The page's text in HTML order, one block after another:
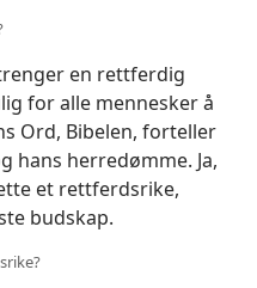
en rettferdig
for alle mennesker å
Ord, Bibelen, forteller
hans herredømme. Ja,
et rettferdsrike,
budskap.